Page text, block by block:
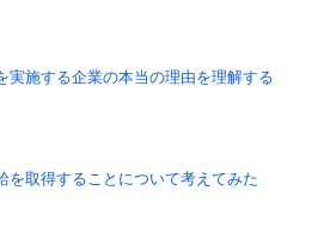
実施する企業の本当の理由を理解する
を取得することについて考えてみた